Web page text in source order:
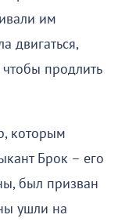
им
двигаться,
продлить
которым
Брок – его
был призван
ушли на